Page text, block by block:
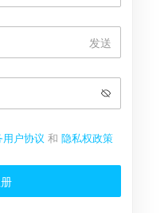
发送
户协议 和 隐私权政策